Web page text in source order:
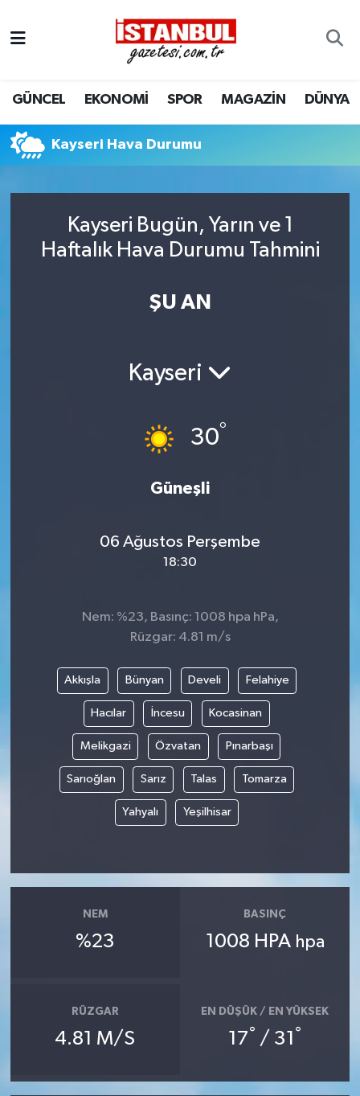
GÜNCEL EKONOMİ SPOR MAGAZİN DÜNYA
Kayseri Hava Durumu
Kayseri Bugün, Yarın ve 1
Haftalık Hava Durumu Tahmini
ŞU AN
Kayseri
30°
Güneşli
06 Ağustos Perşembe
18:30
Nem: %23, Basınç: 1008 hpa hPa,
Rüzgar: 4.81 m/s
Akkışla Bünyan Develi Felahiye
Hacılar İncesu Kocasinan
Melikgazi Özvatan Pınarbaşı
Sarıoğlan Sarız Talas Tomarza
Yahyalı Yeşilhisar
NEM
%23
BASINÇ
1008 HPA hpa
RÜZGAR
4.81 M/S
EN DÜŞÜK / EN YÜKSEK
17° / 31 °
EKONOMİ
İSTANBUL
SPOR
BİLİM VE TEKNOLOJİ
Nöbetçi Eczaneler
Hava Durumu
Trafik Durumu
Tüm Manşetler